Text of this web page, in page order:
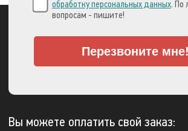
обработку персональных данных. По
вопросам - пишите!
Перезвоните мне!
Вы можете оплатить свой заказ: